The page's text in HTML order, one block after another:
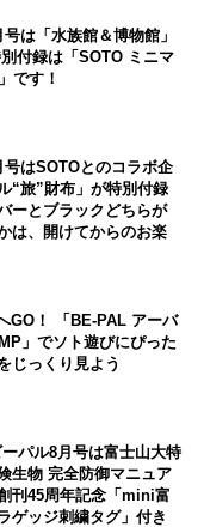
は「水族館＆博物館」
付録は「SOTO ミニマ
です！
号はSOTOとのコラボ企
“旅”財布」が特別付録
ーとブラックどちらが
は、開けてからのお楽
GO！ 「BE-PAL アーバ
」でソト遊びにぴった
じっくり見よう
パル8月号は富士山大特
生物 完全防御マニュア
刊45周年記念「mini富
ゲッジ刺繍タグ」付き